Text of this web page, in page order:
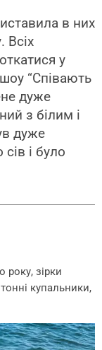
в них
Всіх
у
“Співають
дуже
з білим і
дуже
і було
року, зірки
купальники,